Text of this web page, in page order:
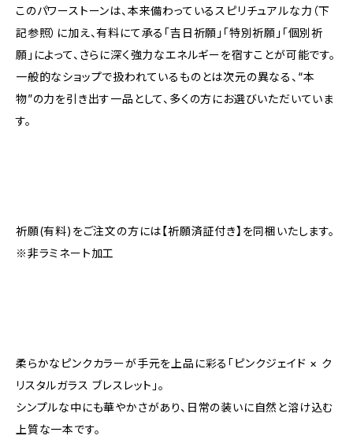
このパワーストーンは、本来備わっているスピリチュアルな力（下
記参照）に加え、有料にて承る「吉日祈願」「特別祈願」「個別祈
願」によって、さらに深く強力なエネルギーを宿すことが可能です。
一般的なショップで扱われているものとは次元の異なる、“本
物”の力を引き出す一品として、多くの方にお選びいただいていま
す。
祈願(有料)をご注文の方には【祈願済証付き】を同梱いたします。
※非ラミネート加工
柔らかなピンクカラーが手元を上品に彩る「ピンクジェイド × ク
リスタルガラス ブレスレット」。
シンプルな中にも華やかさがあり、日常の装いに自然と溶け込む
上質な一本です。